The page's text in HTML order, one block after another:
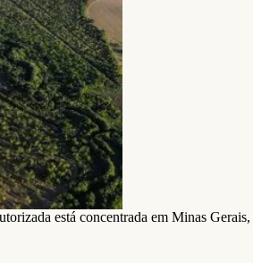
está concentrada em Minas